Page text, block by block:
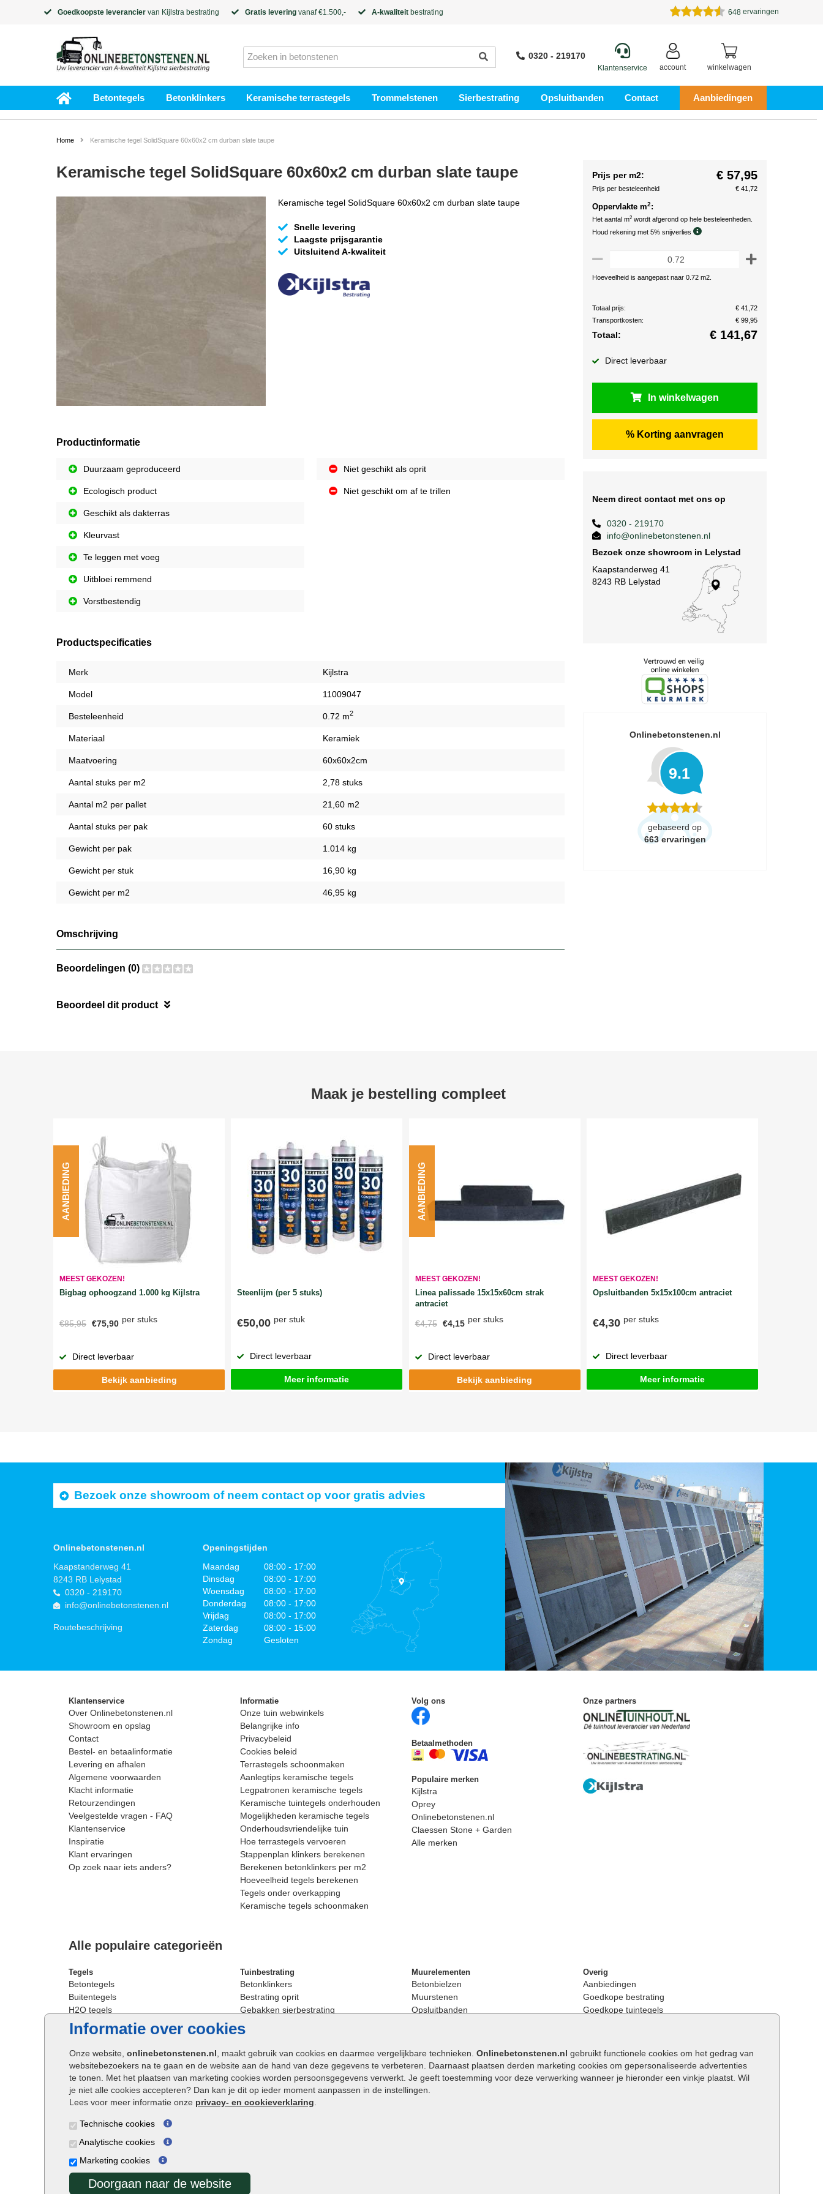
Goedkoopste leverancier van Kijlstra bestrating Gratis levering vanaf €1.500,- A-kwaliteit bestrating 648 ervaringen
0320 - 219170
Klantenservice account winkelwagen
Betontegels Betonklinkers Keramische terrastegels Trommelstenen Sierbestrating Opsluitbanden Contact Aanbiedingen
Informatie over cookies
Onze website, onlinebetonstenen.nl , maakt gebruik van cookies en daarmee vergelijkbare technieken. Onlinebetonstenen.nl gebruikt functionele cookies om het gedrag van
websitebezoekers na te gaan en de website aan de hand van deze gegevens te verbeteren. Daarnaast plaatsen derden marketing cookies om gepersonaliseerde advertenties
te tonen. Met het plaatsen van marketing cookies worden persoonsgegevens verwerkt. Je geeft toestemming voor deze verwerking wanneer je hieronder een vinkje plaatst. Wil
je niet alle cookies accepteren? Dan kan je dit op ieder moment aanpassen in de instellingen.
Lees voor meer informatie onze privacy- en cookieverklaring
Technische cookies
Analytische cookies
Marketing cookies
Doorgaan naar de website
Home Keramische tegel SolidSquare 60x60x2 cm durban slate taupe
Keramische tegel SolidSquare 60x60x2 cm durban slate taupe
Keramische tegel SolidSquare 60x60x2 cm durban slate taupe
Snelle levering
Laagste prijsgarantie
Uitsluitend A-kwaliteit
Productinformatie
Duurzaam geproduceerd
Ecologisch product
Geschikt als dakterras
Kleurvast
Te leggen met voeg
Uitbloei remmend
Vorstbestendig
Niet geschikt als oprit
Niet geschikt om af te trillen
Productspecificaties
Merk Kijlstra
Model 11009047
Besteleenheid 0.72 m2
Materiaal Keramiek
Maatvoering 60x60x2cm
Aantal stuks per m2 2,78 stuks
Aantal m2 per pallet 21,60 m2
Aantal stuks per pak 60 stuks
Gewicht per pak 1.014 kg
Gewicht per stuk 16,90 kg
Gewicht per m2 46,95 kg
Omschrijving
Beoordelingen (0)
Beoordeel dit product
Prijs per m2: € 57,95
Prijs per besteleenheid € 41,72
Oppervlakte m2:
Het aantal m2 wordt afgerond op hele besteleenheden.
Houd rekening met 5% snijverlies
Hoeveelheid is aangepast naar 0.72 m2.
Totaal prijs:
€ 41,72
Transportkosten:
€ 99,95
Totaal: € 141,67
Direct leverbaar
In winkelwagen
% Korting aanvragen
Neem direct contact met ons op
0320 - 219170
info@onlinebetonstenen.nl
Bezoek onze showroom in Lelystad
Kaapstanderweg 41
8243 RB Lelystad
Onlinebetonstenen.nl
9.1
gebaseerd op
663 ervaringen
Maak je bestelling compleet
MEEST GEKOZEN!
Bigbag ophoogzand 1.000 kg Kijlstra
€85,95 €75,90 per stuks
AANBIEDING
Direct leverbaar
Bekijk aanbieding
Steenlijm (per 5 stuks)
€50,00 per stuk
Direct leverbaar
Meer informatie
MEEST GEKOZEN!
Linea palissade 15x15x60cm strak
antraciet
€4,75 €4,15 per stuks
AANBIEDING
Direct leverbaar
Bekijk aanbieding
MEEST GEKOZEN!
Opsluitbanden 5x15x100cm antraciet
€4,30 per stuks
Direct leverbaar
Meer informatie
Bezoek onze showroom of neem contact op voor gratis advies
Onlinebetonstenen.nl
Kaapstanderweg 41
8243 RB Lelystad
0320 - 219170
info@onlinebetonstenen.nl
Routebeschrijving
Openingstijden
Maandag
08:00 - 17:00
Dinsdag
08:00 - 17:00
Woensdag
08:00 - 17:00
Donderdag
08:00 - 17:00
Vrijdag
08:00 - 17:00
Zaterdag
08:00 - 15:00
Zondag
Gesloten
Klantenservice
Over Onlinebetonstenen.nl
Showroom en opslag
Contact
Bestel- en betaalinformatie
Levering en afhalen
Algemene voorwaarden
Klacht informatie
Retourzendingen
Veelgestelde vragen - FAQ
Klantenservice
Inspiratie
Klant ervaringen
Op zoek naar iets anders?
Informatie
Onze tuin webwinkels
Belangrijke info
Privacybeleid
Cookies beleid
Terrastegels schoonmaken
Aanlegtips keramische tegels
Legpatronen keramische tegels
Keramische tuintegels onderhouden
Mogelijkheden keramische tegels
Onderhoudsvriendelijke tuin
Hoe terrastegels vervoeren
Stappenplan klinkers berekenen
Berekenen betonklinkers per m2
Hoeveelheid tegels berekenen
Tegels onder overkapping
Keramische tegels schoonmaken
Volg ons
Betaalmethoden
Populaire merken
Kijlstra
Oprey
Onlinebetonstenen.nl
Claessen Stone + Garden
Alle merken
Onze partners
Alle populaire categorieën
Tegels
Betontegels
Buitentegels
H2O tegels
Keramische terrastegels
Oprit tegels
Patio tegels
Siertegels
Stoeptegels
Straattegels
Terrastegels
Buitentegels
Grote terrastegels
Tuinbestrating
Betonklinkers
Bestrating oprit
Gebakken sierbestrating
Strakke bestrating
Straatstenen
Straatklinkers
Trommelstenen
Tuinstenen
Waalformaat
Muurelementen
Betonbielzen
Muurstenen
Opsluitbanden
Betonblokken
Stapelstenen
Extra benodigdheden
Overig
Aanbiedingen
Goedkope bestrating
Goedkope tuintegels
Opsluitbanden plaatsen
Keerwanden
Traptreden tuin